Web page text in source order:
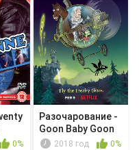
0%
Разочарование -
Goon Baby Goon
2018 год 0%